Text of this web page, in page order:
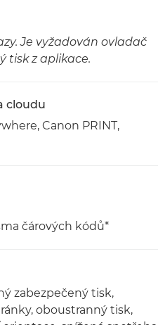
Je vyžadován ovladač
tisk z aplikace.
cloudu
Canon PRINT,
čárových kódů*
zabezpečený tisk,
oboustranný tisk,